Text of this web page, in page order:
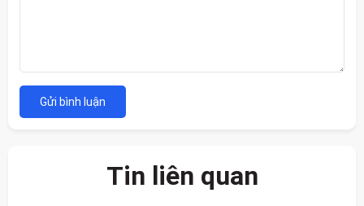
Gửi bình luận
Tin liên quan